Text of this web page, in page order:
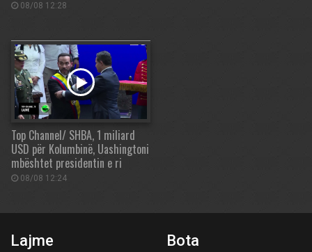
08/08 12:28
Top Channel/ SHBA, 1 miliard
USD për Kolumbinë, Uashingtoni
mbështet presidentin e ri
08/08 12:24
Lajme Bota